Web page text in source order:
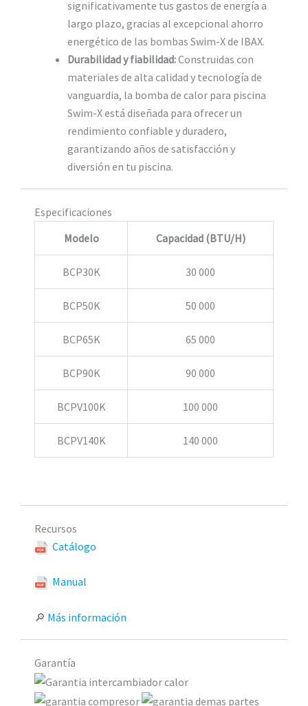
significativamente tus gastos de energía a
largo plazo, gracias al excepcional ahorro
energético de las bombas Swim-X de IBAX.
Durabilidad y fiabilidad:Construidas con
materiales de alta calidad y tecnología de
vanguardia, la bomba de calor para piscina
Swim-X está diseñada para ofrecer un
rendimiento confiable y duradero,
garantizando años de satisfacción y
diversión en tu piscina.
Especificaciones
Modelo
Capacidad (BTU/H)
BCP30K 30 000
BCP50K 50 000
BCP65K 65 000
BCP90K 90 000
BCPV100K 100 000
BCPV140K 140 000
Recursos
Catálogo
Manual
🔎 Más información
Garantía